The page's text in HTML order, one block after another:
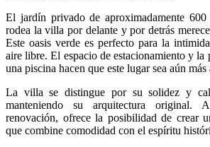
El jardín privado de aproximadamente 600
rodea la villa por delante y por detrás
Este oasis verde es perfecto para la
aire libre. El espacio de estacionamiento y
una piscina hacen que este lugar sea aún
La villa se distingue por su solidez y
manteniendo su arquitectura original.
renovación, ofrece la posibilidad de crear
que combine comodidad con el espíritu